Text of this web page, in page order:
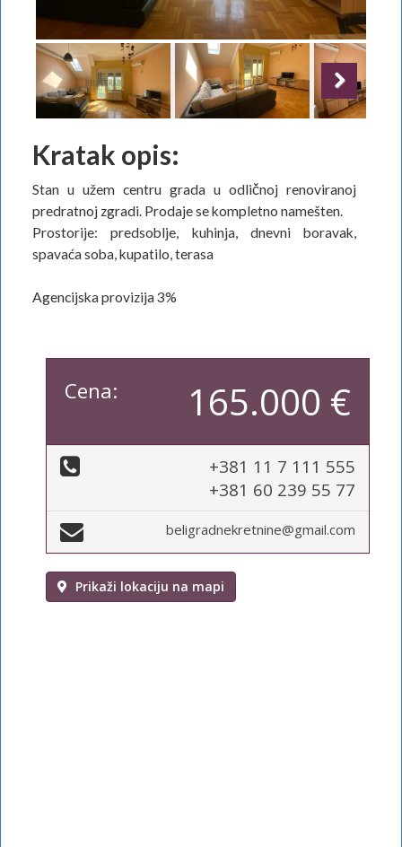
Next
Kratak opis:
Stan u užem centru grada u odličnoj renoviranoj
predratnoj zgradi. Prodaje se kompletno namešten.
Prostorije: predsoblje, kuhinja, dnevni boravak,
spavaća soba, kupatilo, terasa
Agencijska provizija 3%
Cena: 165.000 €
+381 11 7 111 555
+381 60 239 55 77
beligradnekretnine@gmail.com
Prikaži lokaciju na mapi